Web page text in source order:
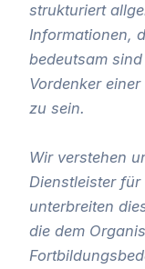
strukturiert
Informationen,
bedeutsam
Vordenker
zu sein.
Wir verstehen
Dienstleister
unterbreiten
die dem